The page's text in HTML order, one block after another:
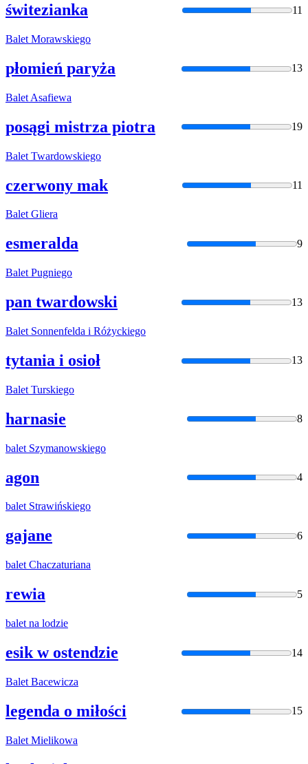
świtezianka 11
Balet Morawskiego
płomień paryża 13
Balet Asafiewa
posągi mistrza piotra 19
Balet Twardowskiego
czerwony mak 11
BaletGliera
esmeralda 9
Balet Pugniego
pan twardowski 13
Balet Sonnenfelda i Różyckiego
tytania i osioł 13
Balet Turskiego
harnasie 8
balet Szymanowskiego
agon 4
baletStrawińskiego
gajane 6
balet Chaczaturiana
rewia 5
balet na lodzie
esik w ostendzie 14
Balet Bacewicza
legenda o miłości 15
Balet Mielikowa